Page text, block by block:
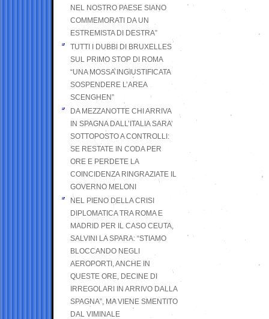
NEL NOSTRO PAESE SIANO
COMMEMORATI DA UN
ESTREMISTA DI DESTRA”
TUTTI I DUBBI DI BRUXELLES
SUL PRIMO STOP DI ROMA
“UNA MOSSA INGIUSTIFICATA
SOSPENDERE L’AREA
SCENGHEN”
DA MEZZANOTTE CHI ARRIVA
IN SPAGNA DALL’ITALIA SARA’
SOTTOPOSTO A CONTROLLI:
SE RESTATE IN CODA PER
ORE E PERDETE LA
COINCIDENZA RINGRAZIATE IL
GOVERNO MELONI
NEL PIENO DELLA CRISI
DIPLOMATICA TRA ROMA E
MADRID PER IL CASO CEUTA,
SALVINI LA SPARA: “STIAMO
BLOCCANDO NEGLI
AEROPORTI, ANCHE IN
QUESTE ORE, DECINE DI
IRREGOLARI IN ARRIVO DALLA
SPAGNA”, MA VIENE SMENTITO
DAL VIMINALE